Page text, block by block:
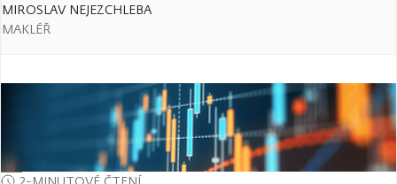
MIROSLAV NEJEZCHLEBA
MAKLÉŘ